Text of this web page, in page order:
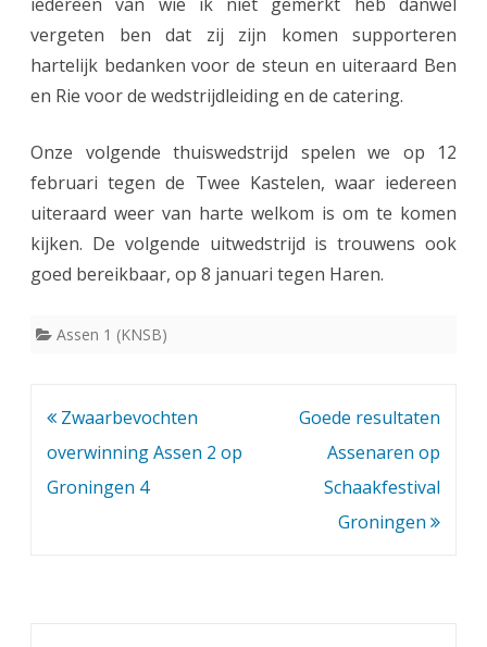
vergeten ben dat zij zijn komen supporteren
hartelijk bedanken voor de steun en uiteraard Ben
en Rie voor de wedstrijdleiding en de catering.
Onze volgende thuiswedstrijd spelen we op 12
februari tegen de Twee Kastelen, waar iedereen
uiteraard weer van harte welkom is om te komen
kijken. De volgende uitwedstrijd is trouwens ook
goed bereikbaar, op 8 januari tegen Haren.
Assen 1 (KNSB)
Bericht
navigatie
Zwaarbevochten
overwinning Assen 2 op
Groningen 4
Goede resultaten
Assenaren op
Schaakfestival
Groningen